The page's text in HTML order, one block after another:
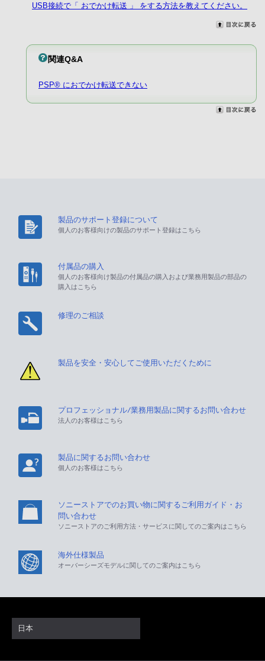
USB接続で「 おでかけ転送 」 をする方法を教えてください。
関連Q&A
PSP® におでかけ転送できない
製品のサポート登録について
個人のお客様向けの製品のサポート登録はこちら
付属品の購入
個人のお客様向け製品の付属品の購入および業務用製品の部品の
購入はこちら
修理のご相談
製品を安全・安心してご使用いただくために
プロフェッショナル/業務用製品に関するお問い合わせ
法人のお客様はこちら
製品に関するお問い合わせ
個人のお客様はこちら
ソニーストアでのお買い物に関するご利用ガイド・お
問い合わせ
ソニーストアのご利用方法・サービスに関してのご案内はこちら
海外仕様製品
オーバーシーズモデルに関してのご案内はこちら
日本